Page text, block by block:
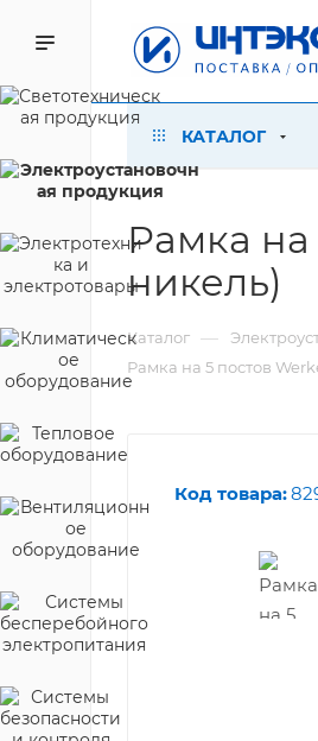
КАТАЛОГ
Рамка на
никель)
Каталог —
Рамка на 5 постов
Код товара: